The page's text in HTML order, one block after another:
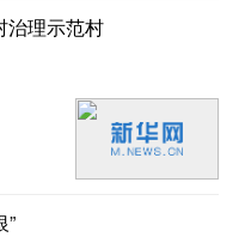
治理示范村
”